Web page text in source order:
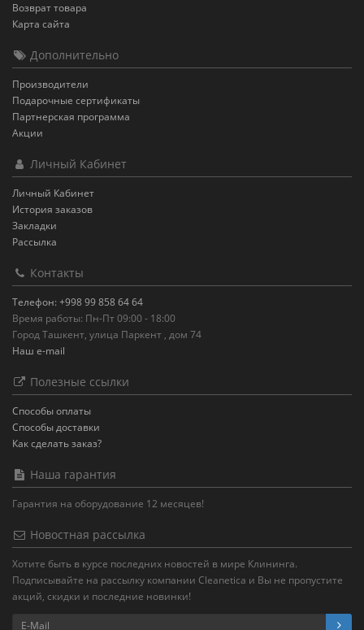
Возврат товара
Карта сайта
Дополнительно
Производители
Подарочные сертификаты
Партнерская программа
Акции
Личный Кабинет
Личный Кабинет
История заказов
Закладки
Рассылка
Контакты
Телефон: +998 99 858 64 64
Время работы: Пн-Пт 09:00 - 18:00
Город Ташкент, улица Паркент , дом 74
Наш e-mail
Полезные ссылки
Способы оплаты
Способы доставки
Как сделать заказ?
Наша гарантия
Гарантия на оборудование 12 месяцев!
Новостная рассылка
Хотите быть в курсе последних новостей в мире Клининга.
Подписывайте на рассылку компании Cleanetica и Вы не пропустите
акций, скидки и последние новинки!